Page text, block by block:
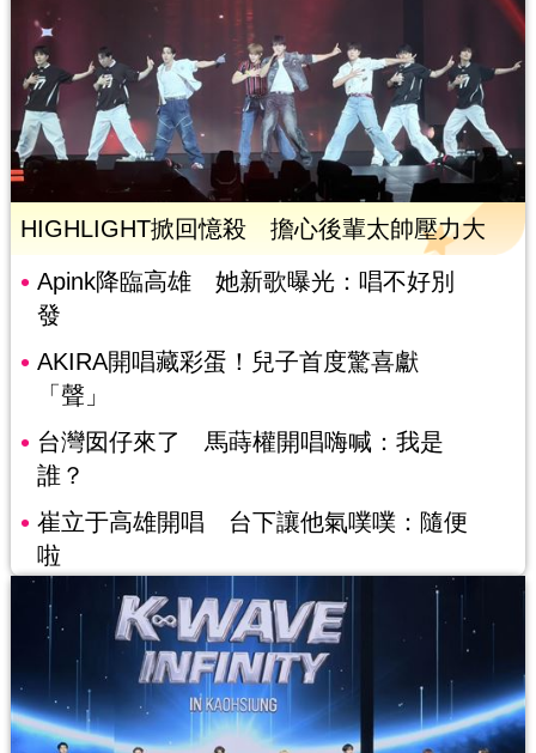
HIGHLIGHT掀回憶殺 擔心後輩太帥壓力大
Apink降臨高雄 她新歌曝光：唱不好別
發
AKIRA開唱藏彩蛋！兒子首度驚喜獻
「聲」
台灣囡仔來了 馬蒔權開唱嗨喊：我是
誰？
崔立于高雄開唱 台下讓他氣噗噗：隨便
啦